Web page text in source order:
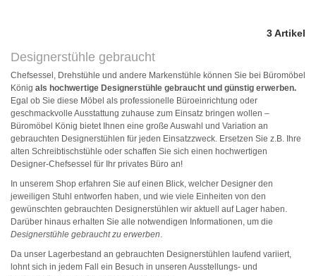
3 Artikel
Designerstühle gebraucht
Chefsessel, Drehstühle und andere Markenstühle können Sie bei Büromöbel
König als hochwertige Designerstühle gebraucht und günstig erwerben.
Egal ob Sie diese Möbel als professionelle Büroeinrichtung oder
geschmackvolle Ausstattung zuhause zum Einsatz bringen wollen –
Büromöbel König bietet Ihnen eine große Auswahl und Variation an
gebrauchten Designerstühlen für jeden Einsatzzweck. Ersetzen Sie z.B. Ihre
alten Schreibtischstühle oder schaffen Sie sich einen hochwertigen
Designer-Chefsessel für Ihr privates Büro an!
In unserem Shop erfahren Sie auf einen Blick, welcher Designer den
jeweiligen Stuhl entworfen haben, und wie viele Einheiten von den
gewünschten gebrauchten Designerstühlen wir aktuell auf Lager haben.
Darüber hinaus erhalten Sie alle notwendigen Informationen, um die
Designerstühle gebraucht zu erwerben
Da unser Lagerbestand an gebrauchten Designerstühlen laufend variiert,
lohnt sich in jedem Fall ein Besuch in unseren Ausstellungs- und